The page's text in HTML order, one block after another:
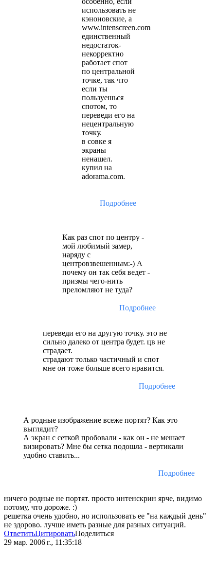
использовать не
кэноновские, а
www.intenscreen.com
единственный
недостаток-
некорректно
работает спот
по центральной
точке, так что
если ты
пользуешься
спотом, то
переведи его на
нецентральную
точку.
в совке я
экраны
ненашел.
купил на
adorama.com.
Подробнее
Как раз спот по центру -
мой любимый замер,
наряду с
центровзвешенным:-) А
почему он так себя ведет -
призмы чего-нить
преломляют не туда?
Подробнее
переведи его на другую точку. это не
сильно далеко от центра будет. цв не
страдает.
страдают только частичный и спот
мне он тоже больше всего нравится.
Подробнее
А родные изображение всеже портят? Как это
выглядит?
А экран с сеткой пробовали - как он - не мешает
визировать? Мне бы сетка подошла - вертикали
удобно ставить...
Подробнее
ничего родные не портят. просто интенскрин ярче, видимо
потому, что дороже. :)
решетка очень удобно, но использовать ее "на каждый день"
не здорово. лучше иметь разные для разных ситуаций.
ОтветитьЦитироватьПоделиться
29 мар. 2006 г., 11:35:18